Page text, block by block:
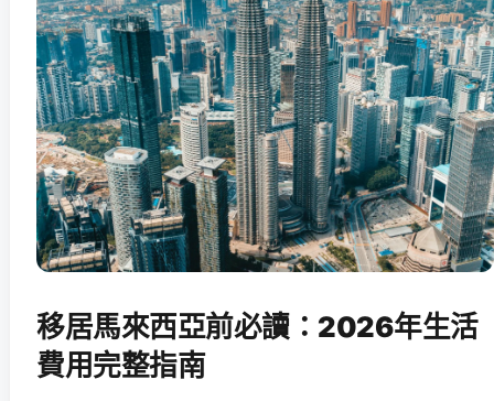
移居馬來西亞前必讀：2026年生活
費用完整指南